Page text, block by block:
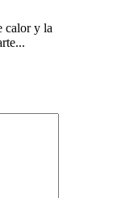
calor y la